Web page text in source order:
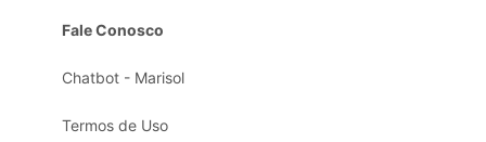
Fale Conosco
Chatbot - Marisol
Termos de Uso